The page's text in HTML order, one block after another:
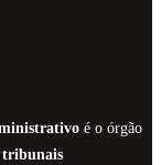
é o órgão
tribunais